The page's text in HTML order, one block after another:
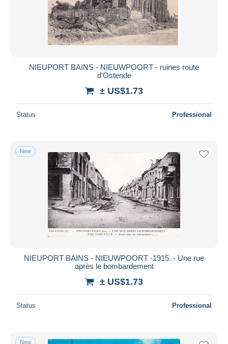
NIEUPORT BAINS - NIEUWPOORT - ruines route
d'Ostende
± US$1.73
Status Professional
New
NIEUPORT BAINS - NIEUWPOORT -1915. - Une rue
après le bombardement
± US$1.73
Status Professional
New